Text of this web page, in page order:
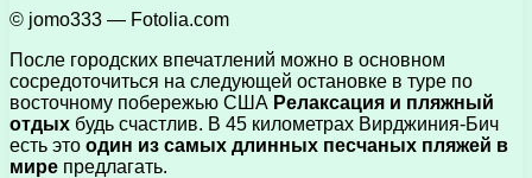
© jomo333 — Fotolia.com
После городских впечатлений можно в основном
сосредоточиться на следующей остановке в туре по
восточному побережью США Релаксация и пляжный
отдых будь счастлив. В 45 километрах Вирджиния-Бич
есть это один из самых длинных песчаных пляжей в
мире предлагать.